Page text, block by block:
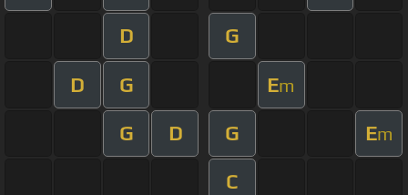
D G
D G Em
G D G Em
C